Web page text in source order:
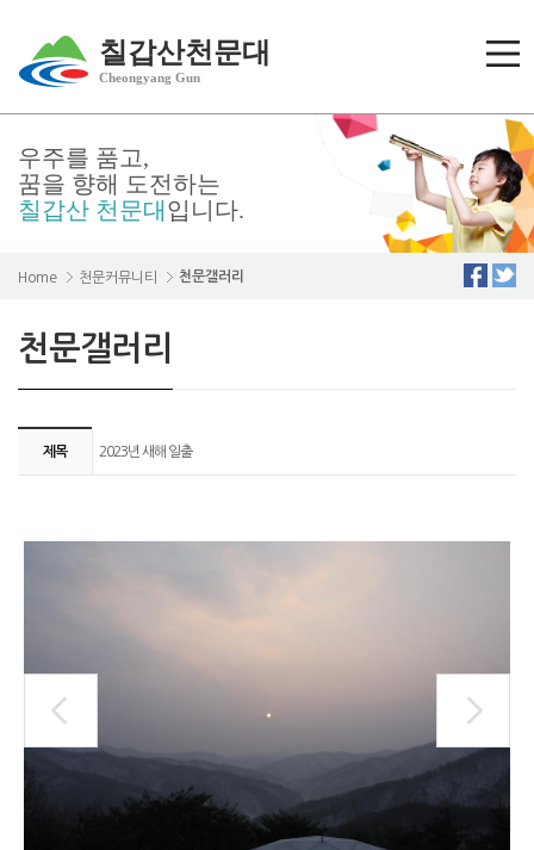
칠갑산천문대
Cheongyang Gun
우주를 품고,
꿈을 향해 도전하는
칠갑산 천문대 입니다.
천문갤러리
Home 천문커뮤니티 천문갤러리
제목 2023년 새해 일출